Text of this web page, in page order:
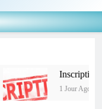
Inscription
1 Jour Ago